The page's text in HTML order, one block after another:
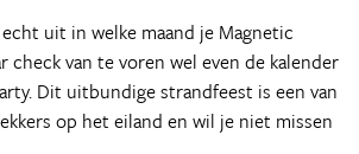
uit in welke maand je Magnetic
check van te voren wel even de kalender
Dit uitbundige strandfeest is een van
op het eiland en wil je niet missen